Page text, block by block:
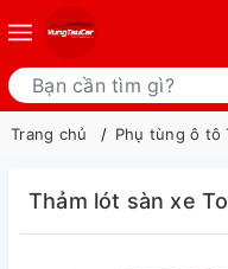
Trang chủ Phụ tùng ô tô
Thảm lót sàn xe